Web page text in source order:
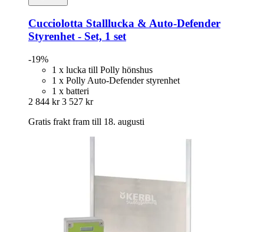
Cucciolotta Stalllucka & Auto-​Defender
Styrenhet -​ Set, 1 set
-19%
1 x lucka till Polly hönshus
1 x Polly Auto-Defender styrenhet
1 x batteri
2 844 kr 3 527 kr
Gratis frakt fram till 18. augusti